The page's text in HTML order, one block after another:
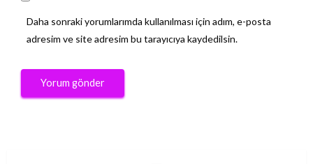
Daha sonraki yorumlarımda kullanılması için adım, e-posta
adresim ve site adresim bu tarayıcıya kaydedilsin.